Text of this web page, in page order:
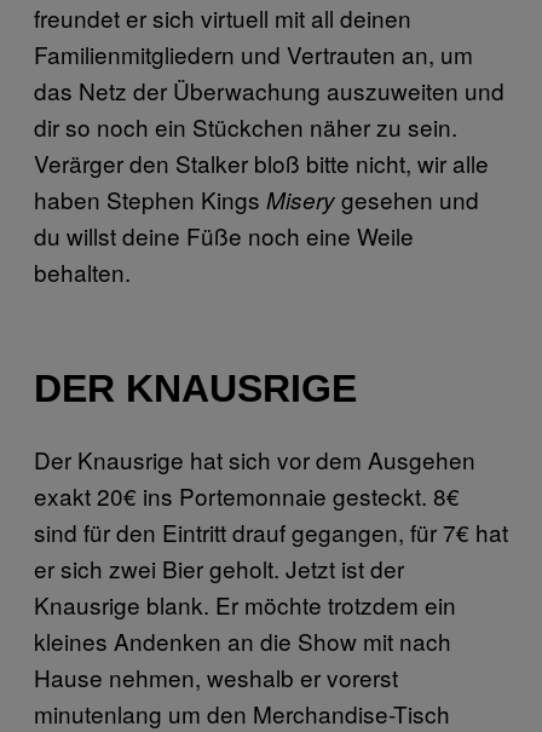
freundet er sich virtuell mit all deinen
Familienmitgliedern und Vertrauten an, um
das Netz der Überwachung auszuweiten und
dir so noch ein Stückchen näher zu sein.
Verärger den Stalker bloß bitte nicht, wir alle
haben Stephen Kings Miserygesehen und
du willst deine Füße noch eine Weile
behalten.
DER KNAUSRIGE
Der Knausrige hat sich vor dem Ausgehen
exakt 20€ ins Portemonnaie gesteckt. 8€
sind für den Eintritt drauf gegangen, für 7€ hat
er sich zwei Bier geholt. Jetzt ist der
Knausrige blank. Er möchte trotzdem ein
kleines Andenken an die Show mit nach
Hause nehmen, weshalb er vorerst
minutenlang um den Merchandise-Tisch